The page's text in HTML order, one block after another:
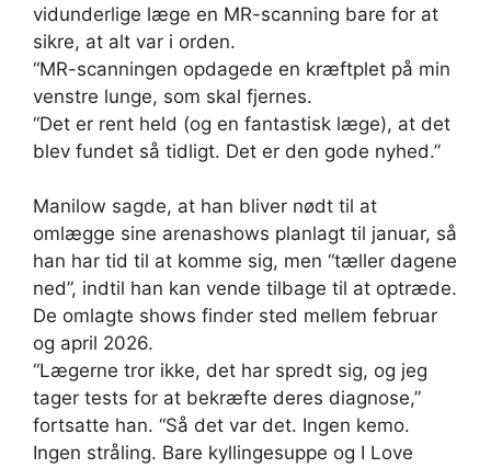
vidunderlige læge en MR-scanning bare for at
sikre, at alt var i orden.
“MR-scanningen opdagede en kræftplet på min
venstre lunge, som skal fjernes.
“Det er rent held (og en fantastisk læge), at det
blev fundet så tidligt. Det er den gode nyhed.”
Manilow sagde, at han bliver nødt til at
omlægge sine arenashows planlagt til januar, så
han har tid til at komme sig, men “tæller dagene
ned”, indtil han kan vende tilbage til at optræde.
De omlagte shows finder sted mellem februar
og april 2026.
“Lægerne tror ikke, det har spredt sig, og jeg
tager tests for at bekræfte deres diagnose,”
fortsatte han. “Så det var det. Ingen kemo.
Ingen stråling. Bare kyllingesuppe og I Love